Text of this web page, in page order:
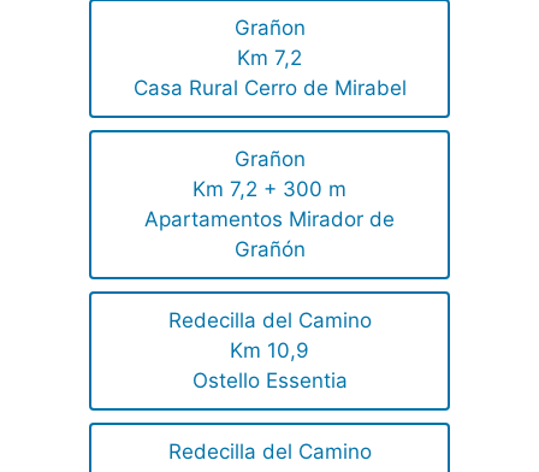
Grañon
Km 7,2
Casa Rural Cerro de Mirabel
Grañon
Km 7,2 + 300 m
Apartamentos Mirador de
Grañón
Redecilla del Camino
Km 10,9
Ostello Essentia
Redecilla del Camino